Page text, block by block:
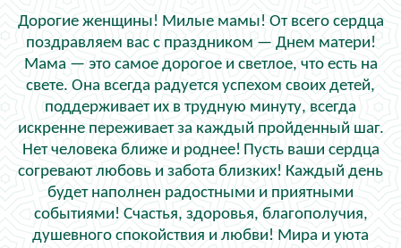
Дорогие женщины! Милые мамы! От всего сердца
поздравляем вас с праздником — Днем матери!
Мама — это самое дорогое и светлое, что есть на
свете. Она всегда радуется успехом своих детей,
поддерживает их в трудную минуту, всегда
искренне переживает за каждый пройденный шаг.
Нет человека ближе и роднее! Пусть ваши сердца
согревают любовь и забота близких! Каждый день
будет наполнен радостными и приятными
событиями! Счастья, здоровья, благополучия,
душевного спокойствия и любви! Мира и уюта